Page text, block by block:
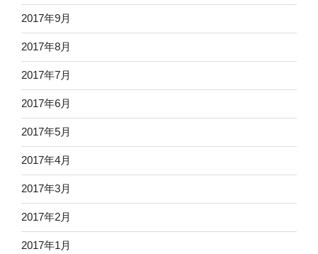
2017年9月
2017年8月
2017年7月
2017年6月
2017年5月
2017年4月
2017年3月
2017年2月
2017年1月